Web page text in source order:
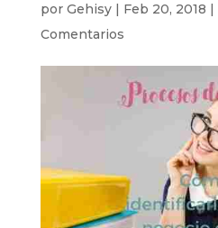
por Gehisy| Feb 20, 2018 |
Comentarios